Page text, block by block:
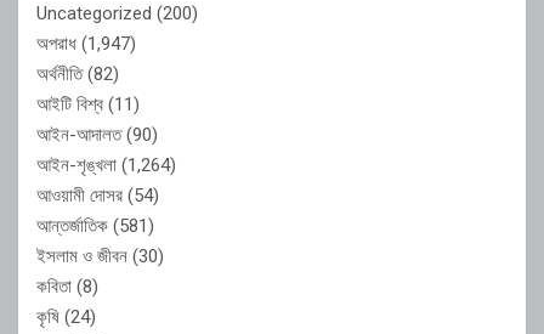
Uncategorized (200)
অপরাধ (1,947)
অর্থনীতি(82)
আইটি বিশ্ব (11)
আইন-আদালত(90)
আইন-শৃঙ্খলা (1,264)
আওয়ামী দোসর (54)
আন্তর্জাতিক (581)
ইসলাম ও জীবন (30)
কবিতা (8)
কৃষি (24)